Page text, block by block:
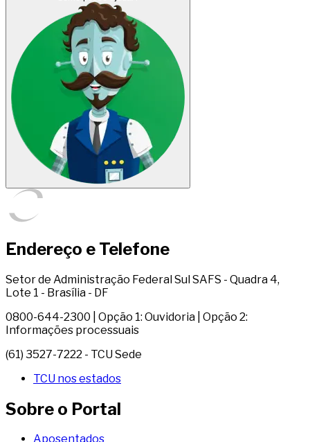
Endereço e Telefone
Setor de Administração Federal Sul SAFS - Quadra 4,
Lote 1 - Brasília - DF
0800-644-2300 | Opção 1: Ouvidoria | Opção 2:
Informações processuais
(61) 3527-7222 - TCU Sede
TCU nos estados
Sobre o Portal
Aposentados